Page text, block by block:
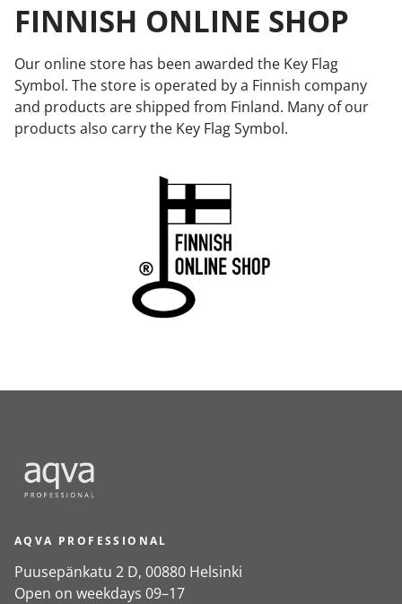
FINNISH ONLINE SHOP
Our online store has been awarded the Key Flag
Symbol. The store is operated by a Finnish company
and products are shipped from Finland. Many of our
products also carry the Key Flag Symbol.
AQVA PROFESSIONAL
Puusepänkatu 2 D, 00880 Helsinki
Open on weekdays 09–17